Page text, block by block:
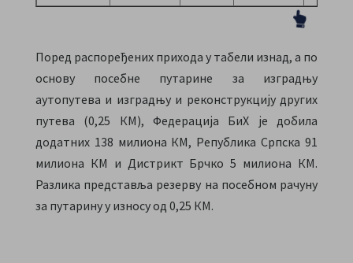
Поред распоређених прихода у табели изнад, а по
основу посебне путарине за изградњу
аутопутева и изградњу и реконструкцију других
путева (0,25 КМ), Федерација БиХ је добила
додатних 138 милиона КМ, Република Српска 91
милиона КМ и Дистрикт Брчко 5 милиона КМ.
Разлика представља резерву на посебном рачуну
за путарину у износу од 0,25 КМ.